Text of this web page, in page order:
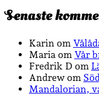
Senaste
Karin om
Maria om Vår
Fredrik D om
Andrew om
Mandalorian,